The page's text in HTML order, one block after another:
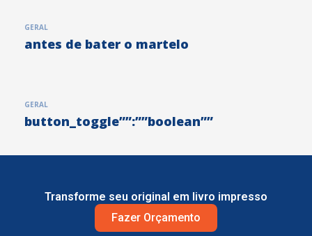
GERAL
antes de bater o martelo
GERAL
button_toggle””:””boolean””
Transforme seu original em livro impresso
Fazer Orçamento